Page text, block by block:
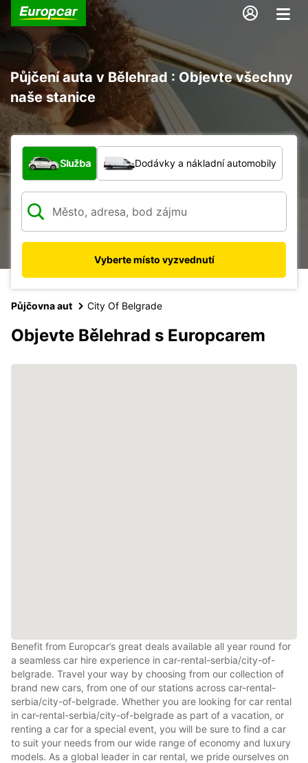
Půjčení auta v Bělehrad : Objevte všechny
naše stanice
Jaký typ vozidla?
Služba Dodávky a nákladní automobily
Vyberte místo vyzvednutí
Půjčovna aut City Of Belgrade
Objevte Bělehrad s Europcarem
Benefit from Europcar’s great deals available all year round for
a seamless car hire experience in car-rental-serbia/city-of-
belgrade. Travel your way by choosing from our collection of
brand new cars, from one of our stations across car-rental-
serbia/city-of-belgrade. Whether you are looking for car rental
in car-rental-serbia/city-of-belgrade as part of a vacation, or
renting a car for a special event, you will be sure to find a car
to suit your needs from our wide range of economy and luxury
models. As a global leader in car rental, we pride ourselves on